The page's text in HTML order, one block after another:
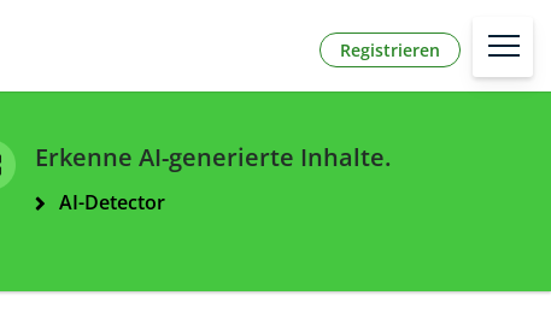
Registrieren
Erkenne AI-generierte Inhalte.
AI-Detector